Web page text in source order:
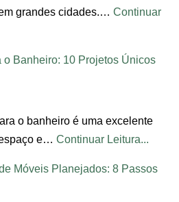
grandes cidades.… Continuar
Banheiro: 10 Projetos Únicos
o banheiro é uma excelente
e… Continuar Leitura...
Móveis Planejados: 8 Passos